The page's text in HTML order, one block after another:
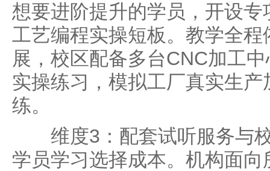
想要进阶提升的学员，开设
工艺编程实操短板。教学全
展，校区配备多台CNC加工
实操练习，模拟工厂真实生
练。
维度3：配套试听服务与校
学员学习选择成本。机构面